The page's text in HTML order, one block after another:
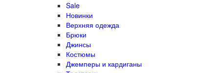
Sale
Новинки
Верхняя одежда
Брюки
Джинсы
Костюмы
Джемперы и кардиганы